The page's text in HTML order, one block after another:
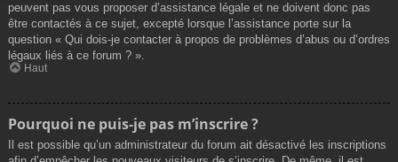
peuvent pas vous proposer d’assistance légale et ne doivent donc pas
être contactés à ce sujet, excepté lorsque l’assistance porte sur la
question « Qui dois-je contacter à propos de problèmes d’abus ou d’ordres
légaux liés à ce forum ? ».
Haut
Pourquoi ne puis-je pas m’inscrire ?
Il est possible qu’un administrateur du forum ait désactivé les inscriptions